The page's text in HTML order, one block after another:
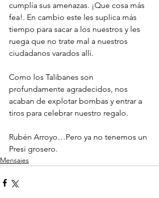
cumplía sus amenazas. ¡Que cosa más
fea!. En cambio este les suplica más
tiempo para sacar a los nuestros y les
ruega que no trate mal a nuestros
ciudadanos varados allí.
Como los Talibanes son
profundamente agradecidos, nos
acaban de explotar bombas y entrar a
tiros para celebrar nuestro regalo.
Rubén Arroyo…Pero ya no tenemos un
Presi grosero.
Mensajes